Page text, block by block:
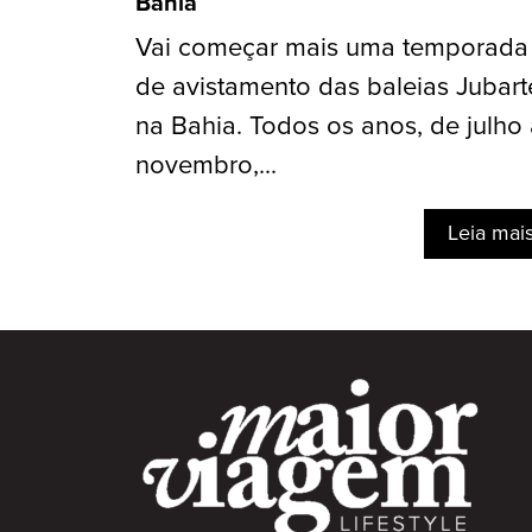
Vai começar mais uma temporada
de avistamento das baleias
na Bahia. Todos os anos, de julho
novembro,...
Leia